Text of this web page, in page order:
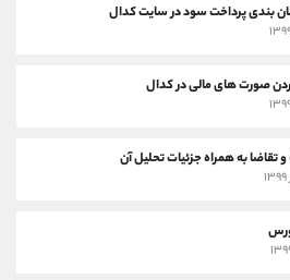
بندی پرداخت سود در سایت کدال
صورت های مالی در کدال
به همراه جزئیات تحلیل آن